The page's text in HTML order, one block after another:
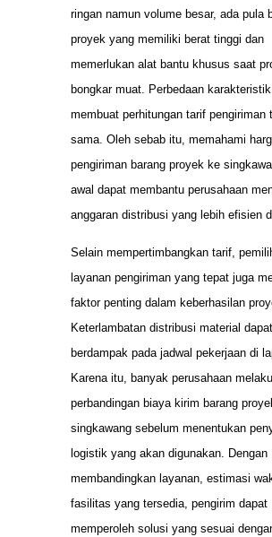
ringan namun volume besar, ada pula
proyek yang memiliki berat tinggi dan
memerlukan alat bantu khusus saat
bongkar muat. Perbedaan
membuat perhitungan tarif pengiriman
sama. Oleh sebab itu, memahami
pengiriman barang proyek ke
awal dapat membantu perusahaan
anggaran distribusi yang lebih efisien
Selain mempertimbangkan tarif,
layanan pengiriman yang tepat juga
faktor penting dalam keberhasilan
Keterlambatan distribusi material dapat
berdampak pada jadwal pekerjaan di
Karena itu, banyak perusahaan
perbandingan biaya kirim barang
singkawang sebelum menentukan
logistik yang akan digunakan. Dengan
membandingkan layanan, estimasi
fasilitas yang tersedia, pengirim dapat
memperoleh solusi yang sesuai